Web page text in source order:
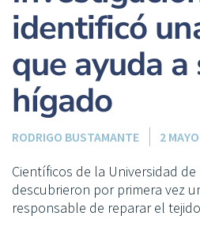
identificó
que ayuda
hígado
RODRIGO BUSTAMANTE 2
Científicos de la Universidad
descubrieron por primera vez
responsable de reparar el